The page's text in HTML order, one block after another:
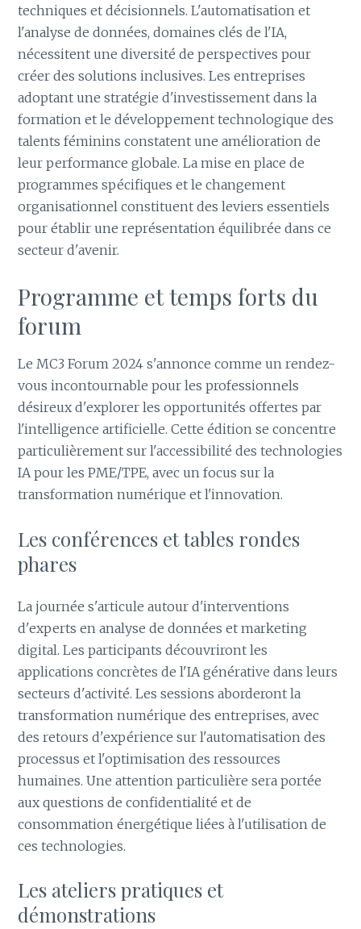
techniques et décisionnels. L'automatisation et
l'analyse de données, domaines clés de l'IA,
nécessitent une diversité de perspectives pour
créer des solutions inclusives. Les entreprises
adoptant une stratégie d'investissement dans la
formation et le développement technologique des
talents féminins constatent une amélioration de
leur performance globale. La mise en place de
programmes spécifiques et le changement
organisationnel constituent des leviers essentiels
pour établir une représentation équilibrée dans ce
secteur d'avenir.
Programme et temps forts du
forum
Le MC3 Forum 2024 s'annonce comme un rendez-
vous incontournable pour les professionnels
désireux d'explorer les opportunités offertes par
l'intelligence artificielle. Cette édition se concentre
particulièrement sur l'accessibilité des technologies
IA pour les PME/TPE, avec un focus sur la
transformation numérique et l'innovation.
Les conférences et tables rondes
phares
La journée s'articule autour d'interventions
d'experts en analyse de données et marketing
digital. Les participants découvriront les
applications concrètes de l'IA générative dans leurs
secteurs d'activité. Les sessions aborderont la
transformation numérique des entreprises, avec
des retours d'expérience sur l'automatisation des
processus et l'optimisation des ressources
humaines. Une attention particulière sera portée
aux questions de confidentialité et de
consommation énergétique liées à l'utilisation de
ces technologies.
Les ateliers pratiques et
démonstrations